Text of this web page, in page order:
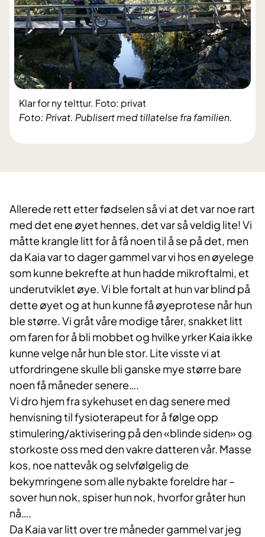
Foto: Privat. Publisert med tillatelse fra familien.
Klar for ny telttur. Foto: privat
​Allerede rett etter fødselen så vi at det var noe rart
med det ene øyet hennes, det var så veldig lite! Vi
måtte krangle litt for å få noen til å se på det, men
da Kaia var to dager gammel var vi hos en øyelege
som kunne bekrefte at hun hadde mikroftalmi, et
underutviklet øye. Vi ble fortalt at hun var blind på
dette øyet og at hun kunne få øyeprotese når hun
ble større. Vi gråt våre modige tårer, snakket litt
om faren for å bli mobbet og hvilke yrker Kaia ikke
kunne velge når hun ble stor. Lite visste vi at
utfordringene skulle bli ganske mye større bare
noen få måneder senere….
Vi dro hjem fra sykehuset en dag senere med
henvisning til fysioterapeut for å følge opp
stimulering/aktivisering på den «blinde siden» og
storkoste oss med den vakre datteren vår. Masse
kos, noe nattevåk og selvfølgelig de
bekymringene som alle nybakte foreldre har –
sover hun nok, spiser hun nok, hvorfor gråter hun
nå….
Da Kaia var litt over tre måneder gammel var jeg